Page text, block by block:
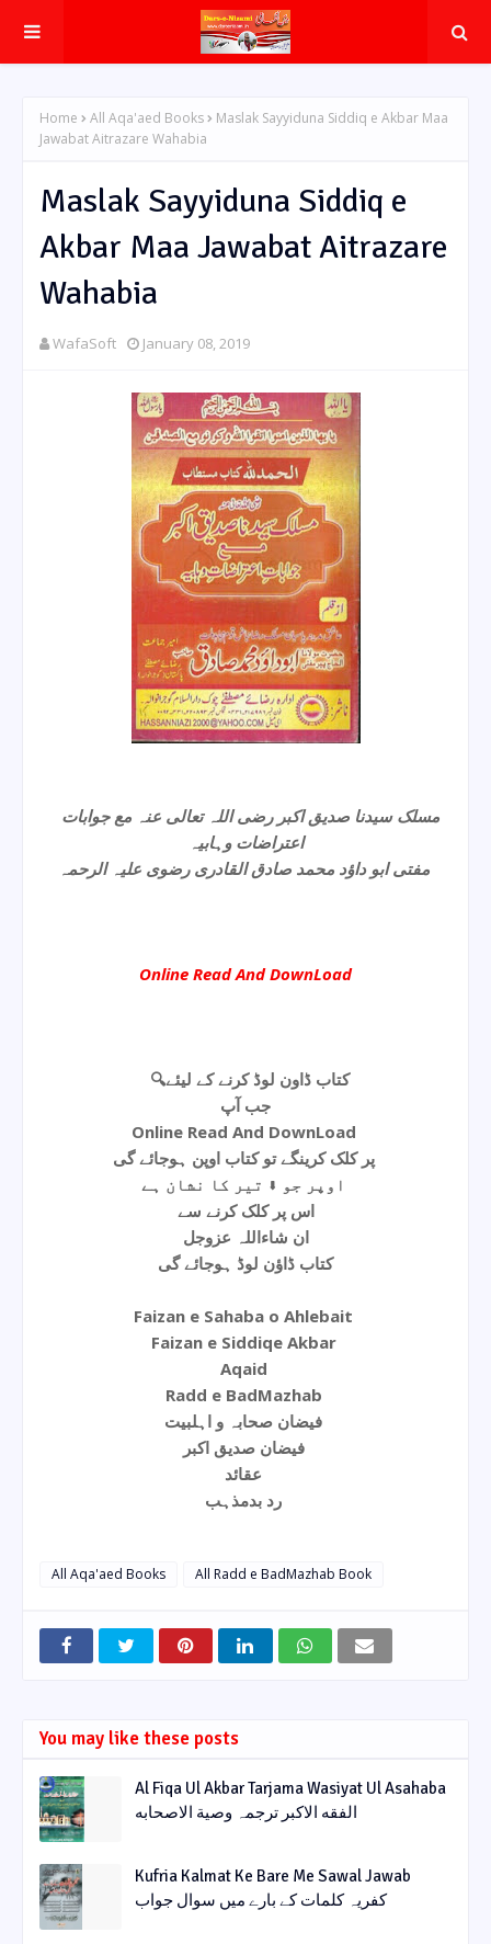
Home All Aqa'aed Books
Maslak Sayyiduna Siddiq e Akbar Maa
Jawabat Aitrazare Wahabia
Maslak Sayyiduna Siddiq e
Akbar Maa Jawabat Aitrazare
Wahabia
WafaSoft January 08, 2019
اعتراضات وہابیہ
مفتی ابو داؤد محمد صادق القادری رضوی علیہ الرحمہ
Online Read And DownLoad
🔍کتاب ڈاون لوڈ کرنے کے لیئے
جب آپ
Online Read And DownLoad
پر کلک کرینگے تو کتاب اوپن ہوجائے گی
اس پر کلک کرنے سے
ان شاءاللہ عزوجل
کتاب ڈاؤن لوڈ ہوجائے گی
Faizan e Sahaba o Ahlebait
Faizan e Siddiqe Akbar
Aqaid
Radd e BadMazhab
فیضان صدیق اکبر
All Aqa'aed Books All Radd e BadMazhab Book
You may like these posts
Al Fiqa Ul Akbar Tarjama Wasiyat Ul Asahaba
الفقه الاکبر ترجمہ وصیة الاصحابه
Kufria Kalmat Ke Bare Me Sawal Jawab
کفریہ کلمات کے بارے میں سوال جواب